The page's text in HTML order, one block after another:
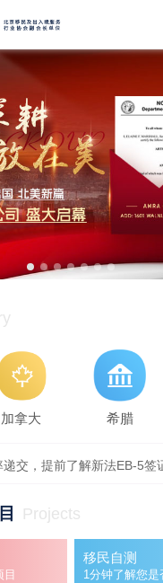
加拿大 希腊
递交，提前了解新法EB-5
房、存款、退休三大永居路
后，特朗普政府计划对
EB-5签证预留全流程拆解
Projects
移民自测
1分钟了解您是